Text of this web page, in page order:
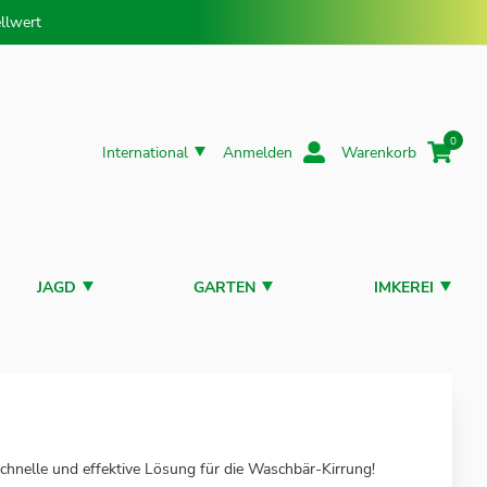
International Anmelden Warenkorb
0
JAGD GARTEN IMKEREI
und effektive Lösung für die Waschbär-Kirrung!